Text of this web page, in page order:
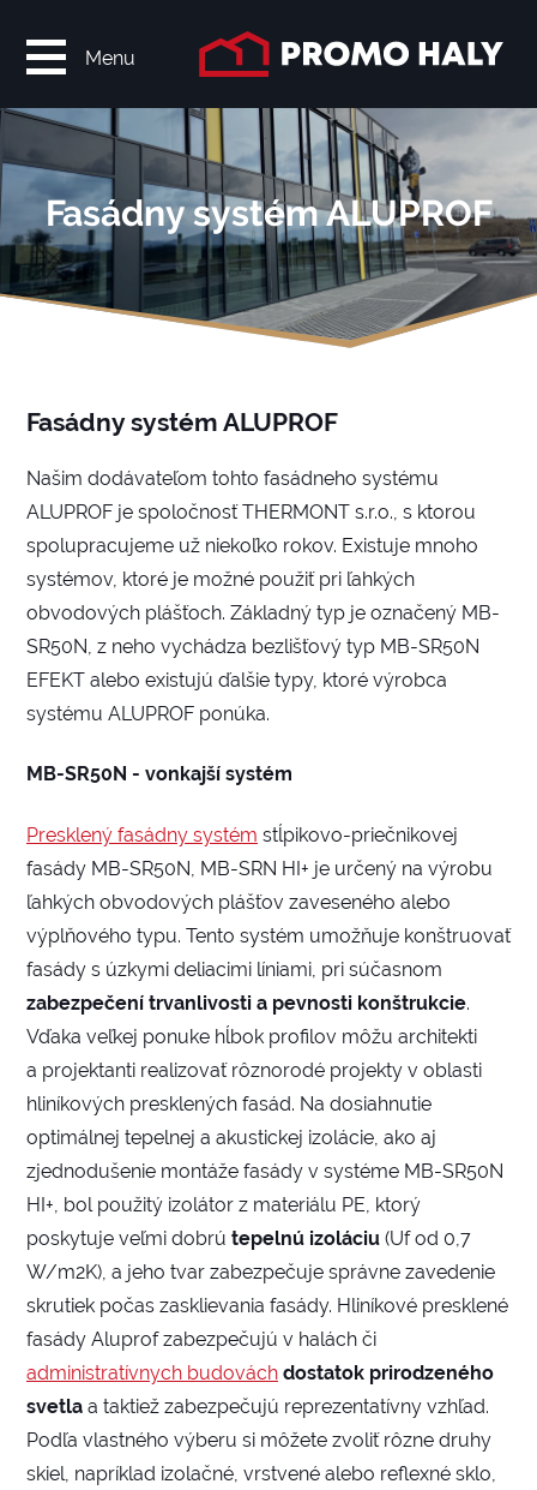
Fasádny systém ALUPROF
Fasádny systém ALUPROF
Našim dodávateľom tohto fasádneho systému
ALUPROF je spoločnosť THERMONT s.r.o., s ktorou
spolupracujeme už niekoľko rokov. Existuje mnoho
systémov, ktoré je možné použiť pri ľahkých
obvodových plášťoch. Základný typ je označený MB-
SR50N, z neho vychádza bezlišťový typ MB-SR50N
EFEKT alebo existujú ďalšie typy, ktoré výrobca
systému ALUPROF ponúka.
MB-SR50N - vonkajší systém
Presklený fasádny systém stĺpikovo-priečnikovej
fasády MB-SR50N, MB-SRN HI+ je určený na výrobu
ľahkých obvodových plášťov zaveseného alebo
výplňového typu. Tento systém umožňuje konštruovať
fasády s úzkymi deliacimi líniami, pri súčasnom
zabezpečení trvanlivosti a pevnosti konštrukcie.
Vďaka veľkej ponuke hĺbok profilov môžu architekti
a projektanti realizovať rôznorodé projekty v oblasti
hliníkových presklených fasád. Na dosiahnutie
optimálnej tepelnej a akustickej izolácie, ako aj
zjednodušenie montáže fasády v systéme MB-SR50N
HI+, bol použitý izolátor z materiálu PE, ktorý
poskytuje veľmi dobrú tepelnú izoláciu (Uf od 0,7
W/m2K), a jeho tvar zabezpečuje správne zavedenie
skrutiek počas zasklievania fasády. Hliníkové presklené
fasády Aluprof zabezpečujú v halách či
administratívnych budovách dostatok prirodzeného
svetla a taktiež zabezpečujú reprezentatívny vzhľad.
Podľa vlastného výberu si môžete zvoliť rôzne druhy
skiel, napríklad izolačné, vrstvené alebo reflexné sklo,
Menu